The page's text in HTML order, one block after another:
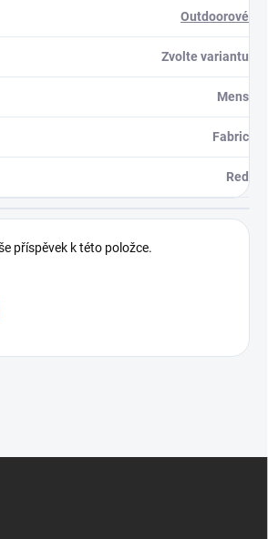
Outdoorové
Zvolte variantu
Mens
Fabric
Red
příspěvek k této položce.